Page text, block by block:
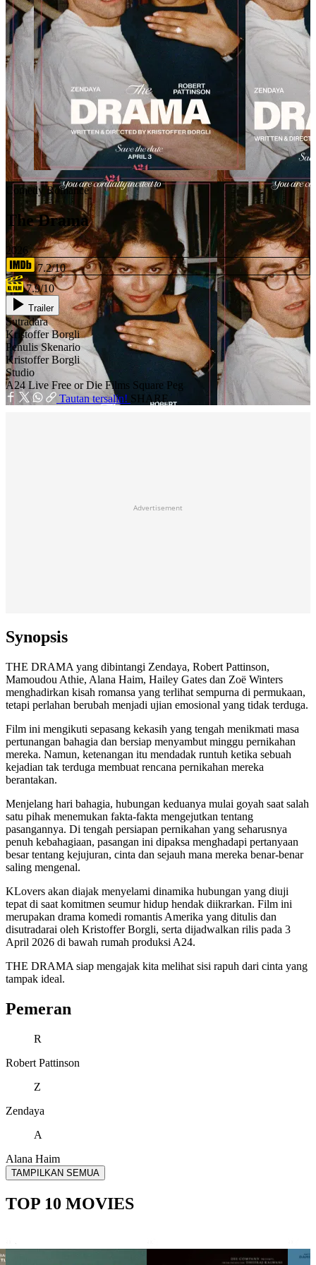
Comedy Romance
The Drama
2026
7.2/10
7.9/10
Trailer
Sutradara
Kristoffer Borgli
Penulis Skenario
Kristoffer Borgli
Studio
A24 Live Free or Die Films Square Peg
Tautan tersalin! SHARE
Advertisement
Synopsis
THE DRAMA yang dibintangi Zendaya, Robert Pattinson,
Mamoudou Athie, Alana Haim, Hailey Gates dan Zoë Winters
menghadirkan kisah romansa yang terlihat sempurna di permukaan,
tetapi perlahan berubah menjadi ujian emosional yang tidak terduga.
Film ini mengikuti sepasang kekasih yang tengah menikmati masa
pertunangan bahagia dan bersiap menyambut minggu pernikahan
mereka. Namun, ketenangan itu mendadak runtuh ketika sebuah
kejadian tak terduga membuat rencana pernikahan mereka
berantakan.
Menjelang hari bahagia, hubungan keduanya mulai goyah saat salah
satu pihak menemukan fakta-fakta mengejutkan tentang
pasangannya. Di tengah persiapan pernikahan yang seharusnya
penuh kebahagiaan, pasangan ini dipaksa menghadapi pertanyaan
besar tentang kejujuran, cinta dan sejauh mana mereka benar-benar
saling mengenal.
KLovers akan diajak menyelami dinamika hubungan yang diuji
tepat di saat komitmen seumur hidup hendak diikrarkan. Film ini
merupakan drama komedi romantis Amerika yang ditulis dan
disutradarai oleh Kristoffer Borgli, serta dijadwalkan rilis pada 3
April 2026 di bawah rumah produksi A24.
THE DRAMA siap mengajak kita melihat sisi rapuh dari cinta yang
tampak ideal.
Pemeran
R
Robert Pattinson
Z
Zendaya
A
Alana Haim
TAMPILKAN SEMUA
TOP 10 MOVIES